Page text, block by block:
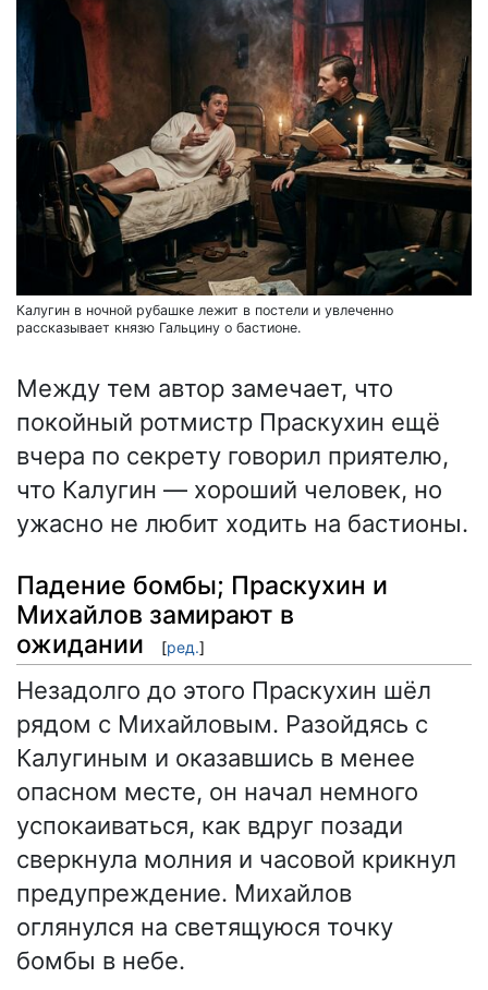
Калугин в ночной рубашке лежит в постели и увлеченно
рассказывает князю Гальцину о бастионе.
Между тем автор замечает, что
покойный ротмистр Праскухин ещё
вчера по секрету говорил приятелю,
что Калугин — хороший человек, но
ужасно не любит ходить на бастионы.
Падение бомбы; Праскухин и
Михайлов замирают в
ожидании
[ред.]
Незадолго до этого Праскухин шёл
рядом с Михайловым. Разойдясь с
Калугиным и оказавшись в менее
опасном месте, он начал немного
успокаиваться, как вдруг позади
сверкнула молния и часовой крикнул
предупреждение. Михайлов
оглянулся на светящуюся точку
бомбы в небе.